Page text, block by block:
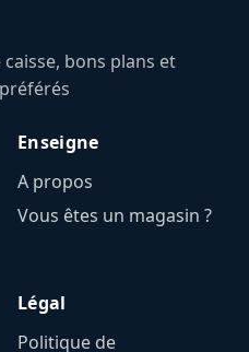
bons plans et
Enseigne
A propos
Vous êtes un magasin ?
Légal
Politique de